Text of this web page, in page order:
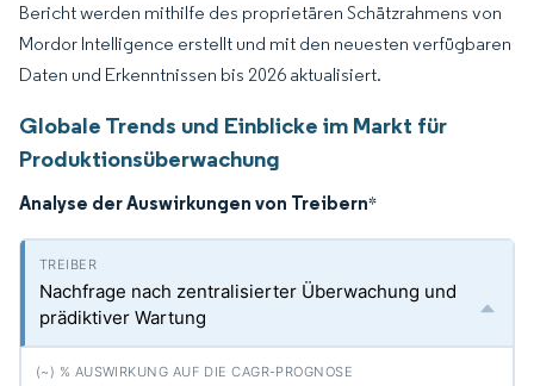
Bericht werden mithilfe des proprietären Schätzrahmens von
Mordor Intelligence erstellt und mit den neuesten verfügbaren
Daten und Erkenntnissen bis 2026 aktualisiert.
Globale Trends und Einblicke im Markt für
Produktionsüberwachung
Analyse der Auswirkungen von Treibern*
Nachfrage nach zentralisierter Überwachung und
prädiktiver Wartung